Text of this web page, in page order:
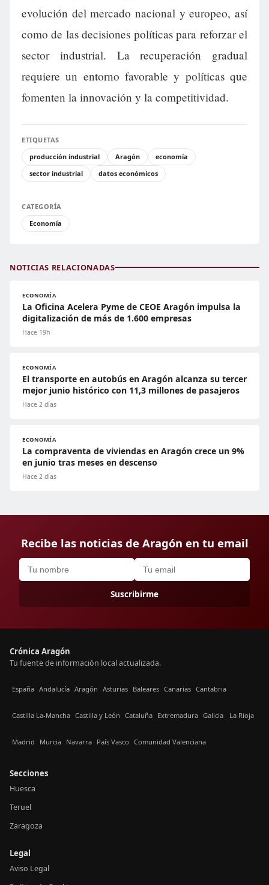
evolución del mercado nacional y europeo, así
como de las decisiones políticas para reforzar el
sector industrial. La recuperación gradual
requiere un entorno favorable y políticas que
fomenten la innovación y la competitividad.
ETIQUETAS
producción industrial
Aragón
economía
sector industrial
datos económicos
CATEGORÍA
Economía
NOTICIAS RELACIONADAS
ECONOMÍA
La Oficina Acelera Pyme de CEOE Aragón impulsa la
digitalización de más de 1.600 empresas
Hace 19h
ECONOMÍA
El transporte en autobús en Aragón alcanza su tercer
mejor junio histórico con 11,3 millones de pasajeros
Hace 2 días
ECONOMÍA
La compraventa de viviendas en Aragón crece un 9%
en junio tras meses en descenso
Hace 2 días
Recibe las noticias de Aragón en tu email
Suscribirme
Crónica Aragón
Tu fuente de información local actualizada.
España Andalucía Aragón Asturias Baleares Canarias Cantabria
Castilla La-Mancha Castilla y León Cataluña Extremadura Galicia La Rioja
Madrid Murcia Navarra País Vasco Comunidad Valenciana
Secciones
Huesca
Teruel
Zaragoza
Legal
Aviso Legal